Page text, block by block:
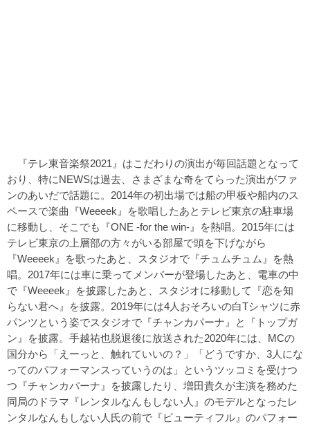
『テレ東音楽祭2021』はこだわりの演出が毎回話題となって
おり、特にNEWSは過去、さまざまな奇をてらった演出がファ
ンのあいだで話題に。2014年の初出場では船の甲板や船内のス
ペースで楽曲『Weeeek』を歌唱したあとテレビ東京の駐車場
に移動し、そこでも『ONE -for the win-』を熱唱。2015年には
テレビ東京の上層部の方々がいる部屋で頭を下げながら
『Weeeek』を歌ったあと、スタジオで『チュムチュム』を熱
唱。2017年には車に乗ってメンバーが登場したあと、電車の中
で『Weeeek』を披露したあと、スタジオに移動して『恋を知
らない君へ』を披露。2019年には4人おそろいの白Tシャツに赤
パンツという姿でスタジオで『チャンカパーナ』と『トップガ
ン』を披露。手越祐也脱退後に放送された2020年には、MCの
国分から「えーっと、触れていいの？」「どうですか、3人にな
ってのパフォーマンスっていうのは」というツッコミを受けつ
つ『チャンカパーナ』を披露したり、増田貴久が主演を務めた
同局のドラマ『レンタルなんもしない人』のモデルとなったレ
ンタルなんもしない人氏の前で『ビューティフル』のパフォー